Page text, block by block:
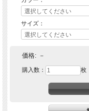
サイズ：
価格: －
購入数： 枚